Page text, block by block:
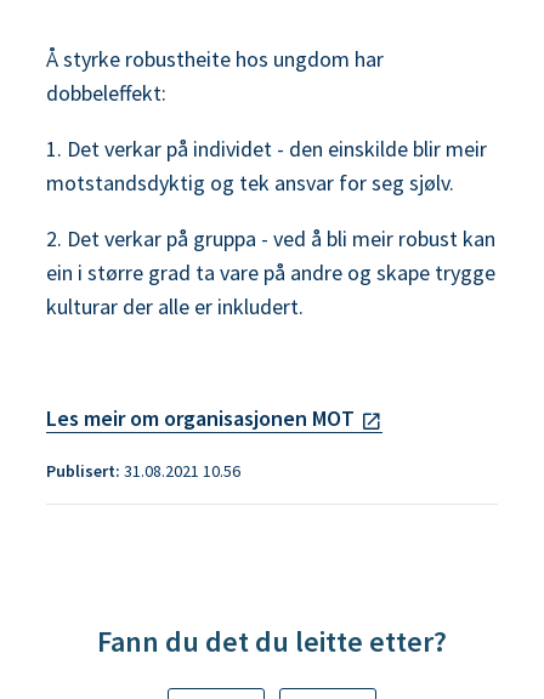
Å styrke robustheite hos ungdom har
dobbeleffekt:
1. Det verkar på individet - den einskilde blir meir
motstandsdyktig og tek ansvar for seg sjølv.
2. Det verkar på gruppa - ved å bli meir robust kan
ein i større grad ta vare på andre og skape trygge
kulturar der alle er inkludert.
Les meir om organisasjonen MOT
Publisert 31.08.2021 10.56
Fann du det du leitte etter?